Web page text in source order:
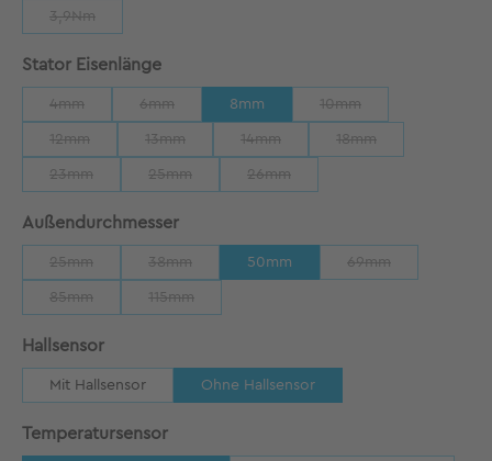
3,9Nm
Stator Eisenlängeauswählen
4mm 6mm 8mm 10mm
12mm 13mm 14mm 18mm
23mm 25mm 26mm
Außendurchmesserauswählen
25mm 38mm 50mm 69mm
85mm 115mm
Hallsensorauswählen
Mit Hallsensor Ohne Hallsensor
Temperatursensorauswählen